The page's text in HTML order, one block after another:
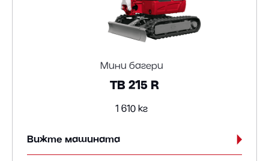
Мини багери
TB 215 R
1 610 кг
Вижте машината